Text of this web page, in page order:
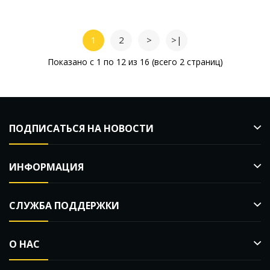
1 2 > >|
Показано с 1 по 12 из 16 (всего 2 страниц)
ПОДПИСАТЬСЯ НА НОВОСТИ
ИНФОРМАЦИЯ
СЛУЖБА ПОДДЕРЖКИ
О НАС